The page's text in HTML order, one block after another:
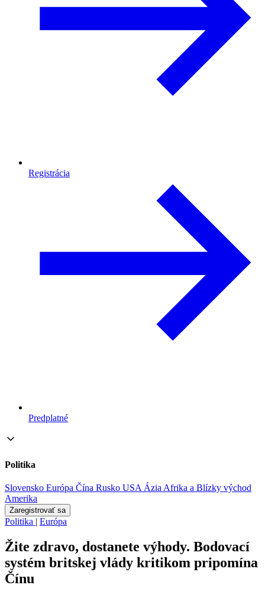
Registrácia
Predplatné
Politika
Slovensko Európa Čína Rusko USA ÁziaAfrika a Blízky východ
Amerika
Zaregistrovať sa
Politika | Európa
Žite zdravo, dostanete výhody. Bodovací
systém britskej vlády kritikom pripomína
Čínu